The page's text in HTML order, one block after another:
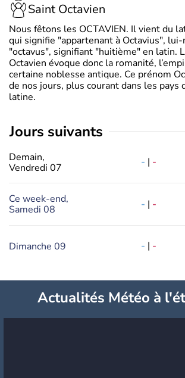
Saint Octavien
Nous fêtons les OCTAVIEN. Il vient du
qui signifie "appartenant à Octavius",
"octavus", signifiant "huitième" en latin.
Octavien évoque donc la romanité,
certaine noblesse antique. Ce prénom
de nos jours, plus courant dans les pays
latine.
jours suivants
Demain,
Vendredi 07
- | -
Ce week-end,
Samedi 08
- | -
Dimanche 09 - | -
Actualités Météo à